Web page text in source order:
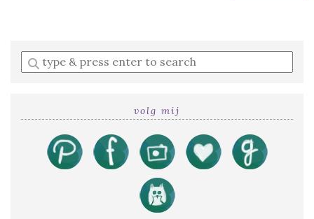
Enter
a
volg mij